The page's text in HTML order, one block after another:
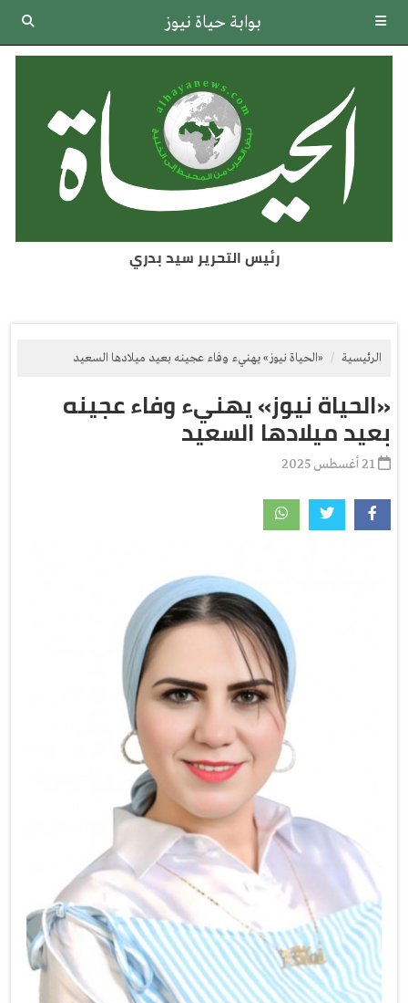
بوابة حياة نيوز
رئيس التحرير سيد بدري
الرئيسية «الحياة نيوز» يهنيء وفاء عجينه بعيد ميلادها السعيد
«الحياة نيوز» يهنيء وفاء عجينه
بعيد ميلادها السعيد